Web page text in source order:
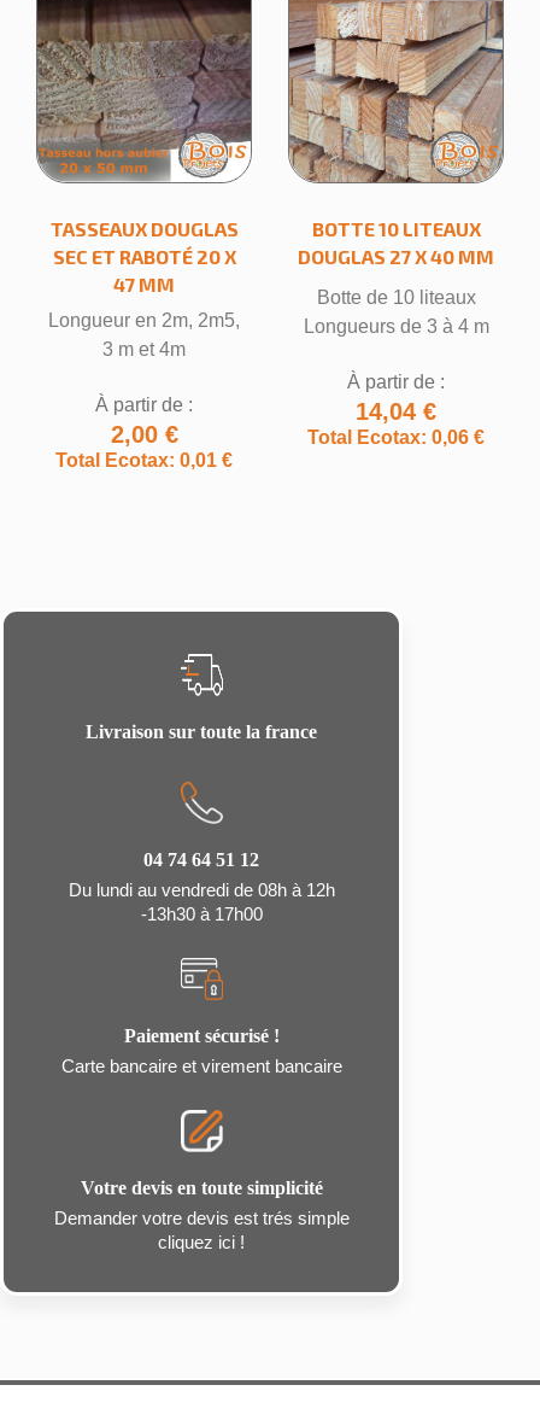
TASSEAUX DOUGLAS
SEC ET RABOTÉ 20 X
47 MM
Longueur en 2m, 2m5,
3 m et 4m
À partir de :
2,00 €
Total Ecotax: 0,01 €
BOTTE 10 LITEAUX
DOUGLAS 27 X 40 MM
Botte de 10 liteaux
Longueurs de 3 à 4 m
À partir de :
14,04 €
Total Ecotax: 0,06 €
Livraison sur toute la france
04 74 64 51 12
Du lundi au vendredi de 08h à 12h
-13h30 à 17h00
Paiement sécurisé !
Carte bancaire et virement bancaire
Votre devis en toute simplicité
Demander votre devis est trés simple
cliquez ici !